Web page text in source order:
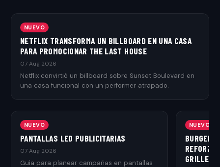
NUEVO
NETFLIX TRANSFORMA UN BILLBOARD EN UNA CASA
PARA PROMOCIONAR THE LAST HOUSE
07 Aug 2026
Netflix convirtió un billboard sobre Sunset Boulevard en
una casa funcional con un performer atrapado.
NUEVO
PANTALLAS LED PUBLICITARIAS
07 Aug 2026
Guia para planear campañas en pantallas
NUEVO
BURGER
GRILLED